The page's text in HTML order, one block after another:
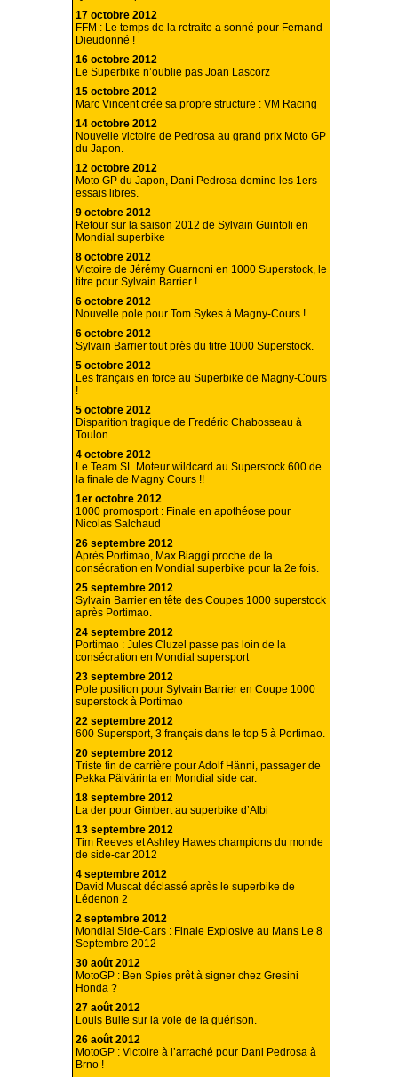
17 octobre 2012
FFM : Le temps de la retraite a sonné pour Fernand
Dieudonné !
16 octobre 2012
Le Superbike n’oublie pas Joan Lascorz
15 octobre 2012
Marc Vincent crée sa propre structure : VM Racing
14 octobre 2012
Nouvelle victoire de Pedrosa au grand prix Moto GP
du Japon.
12 octobre 2012
Moto GP du Japon, Dani Pedrosa domine les 1ers
essais libres.
9 octobre 2012
Retour sur la saison 2012 de Sylvain Guintoli en
Mondial superbike
8 octobre 2012
Victoire de Jérémy Guarnoni en 1000 Superstock, le
titre pour Sylvain Barrier !
6 octobre 2012
Nouvelle pole pour Tom Sykes à Magny-Cours !
6 octobre 2012
Sylvain Barrier tout près du titre 1000 Superstock.
5 octobre 2012
Les français en force au Superbike de Magny-Cours
!
5 octobre 2012
Disparition tragique de Fredéric Chabosseau à
Toulon
4 octobre 2012
Le Team SL Moteur wildcard au Superstock 600 de
la finale de Magny Cours !!
1er octobre 2012
1000 promosport : Finale en apothéose pour
Nicolas Salchaud
26 septembre 2012
Après Portimao, Max Biaggi proche de la
consécration en Mondial superbike pour la 2e fois.
25 septembre 2012
Sylvain Barrier en tête des Coupes 1000 superstock
après Portimao.
24 septembre 2012
Portimao : Jules Cluzel passe pas loin de la
consécration en Mondial supersport
23 septembre 2012
Pole position pour Sylvain Barrier en Coupe 1000
superstock à Portimao
22 septembre 2012
600 Supersport, 3 français dans le top 5 à Portimao.
20 septembre 2012
Triste fin de carrière pour Adolf Hänni, passager de
Pekka Päivärinta en Mondial side car.
18 septembre 2012
La der pour Gimbert au superbike d’Albi
13 septembre 2012
Tim Reeves et Ashley Hawes champions du monde
de side-car 2012
4 septembre 2012
David Muscat déclassé après le superbike de
Lédenon 2
2 septembre 2012
Mondial Side-Cars : Finale Explosive au Mans Le 8
Septembre 2012
30 août 2012
MotoGP : Ben Spies prêt à signer chez Gresini
Honda ?
27 août 2012
Louis Bulle sur la voie de la guérison.
26 août 2012
MotoGP : Victoire à l’arraché pour Dani Pedrosa à
Brno !